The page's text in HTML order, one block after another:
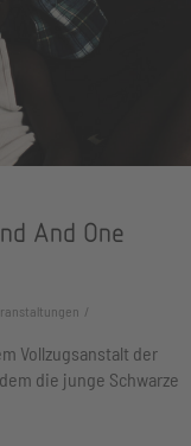
And One
Vollzugsanstalt der
die junge Schwarze